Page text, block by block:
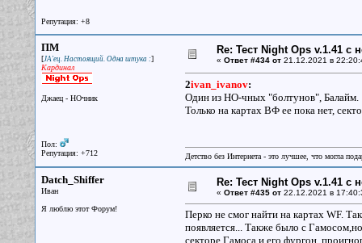
Репутация: +8
ПМ
[JA'ец. Настоящий. Одна штука :]
Кардинал
Джаец - НОчник
Пол:
Репутация: +712
Re: Тест Night Ops v.1.41 с
« Ответ #434 от21.12.2021 в
2ivan_ivanov:
Один из НО-чных "болтунов", Балайм.
Только на картах ВФ ее пока нет,
Детство без Интернета - это лучшее, что могла
Datch_Shiffer
Иван
Я люблю этот Форум!
Re: Тест Night Ops v.1.41 с
« Ответ #435 от22.12.2021 в
Перко не смог найти на картах WF.
появляется... Также было с
секторе Гамоса и его фургон,